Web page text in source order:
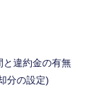
と違約金の有無
分の設定)